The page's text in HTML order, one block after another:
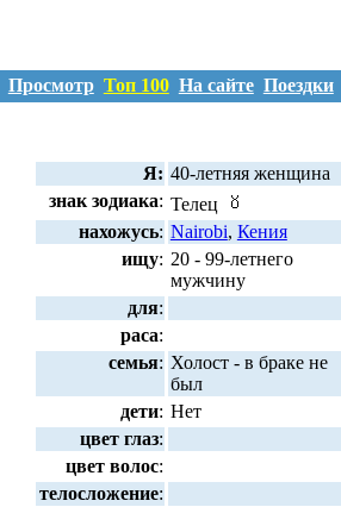
Просмотр Топ 100 На сайте Поездки
Я: 40-летняя женщина
знак зодиака: Телец
нахожусь: Nairobi, Кения
ищу: 20 - 99-летнего
мужчину
для:
раса:
семья: Холост - в браке не
был
дети: Нет
цвет глаз:
цвет волос:
телосложение: